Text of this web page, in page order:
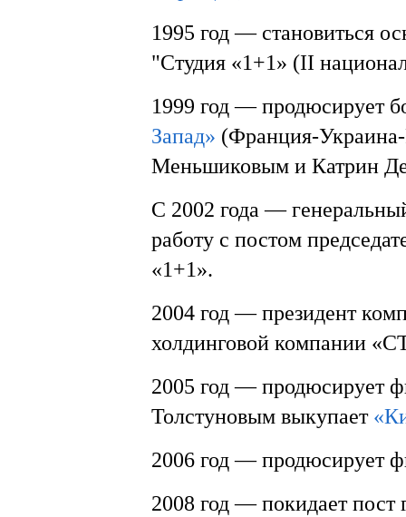
1995 год — становиться
"Студия «1+1» (II
1999 год — продюсирует
Запад» (Франция-
Меньшиковым и Катрин
С 2002 года —
работу с постом
«1+1».
2004 год — президент
холдинговой компании
2005 год — продюсирует
Толстуновым выкупает
2006 год — продюсирует
2008 год — покидает